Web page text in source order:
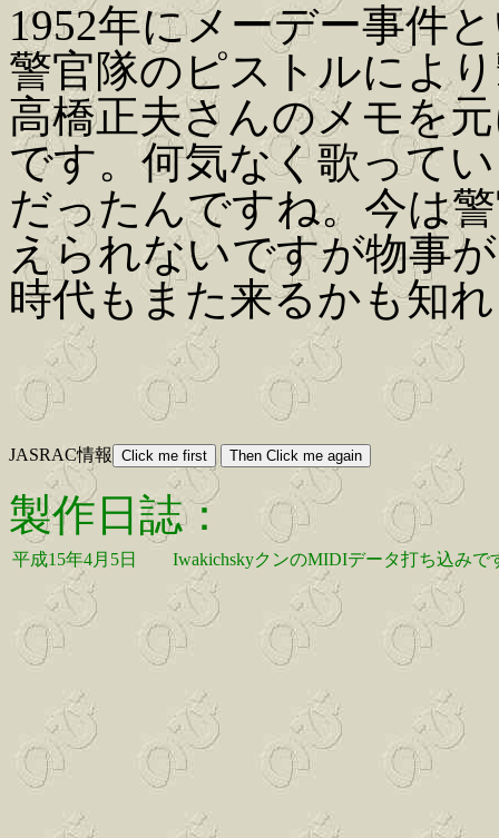
1952年にメーデー事件
警官隊のピストルによ
高橋正夫さんのメモを
です。何気なく歌って
だったんですね。今は
えられないですが物事
時代もまた来るかも知
JASRAC情報
製作日誌：
平成15年4月5日 IwakichskyクンのMIDIデータ打ち込みで